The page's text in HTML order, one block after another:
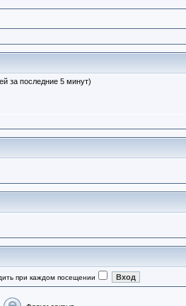
за последние 5 минут)
при каждом посещении